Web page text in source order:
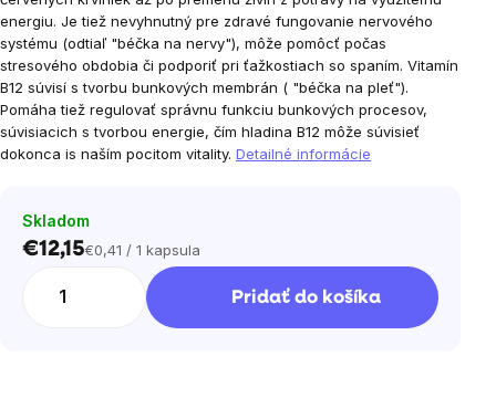
energiu. Je tiež nevyhnutný pre zdravé fungovanie nervového
systému (odtiaľ "béčka na nervy"), môže pomôcť počas
stresového obdobia či podporiť pri ťažkostiach so spaním. Vitamín
B12 súvisí s tvorbu bunkových membrán ( "béčka na pleť").
Pomáha tiež regulovať správnu funkciu bunkových procesov,
súvisiacich s tvorbou energie, čím hladina B12 môže súvisieť
dokonca is naším pocitom vitality. Detailné informácie
Skladom
€12,15Jednotková
€0,41 / 1 kapsula
Pridať do košíka